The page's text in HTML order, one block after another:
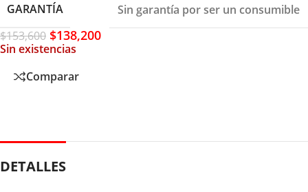
GARANTÍA
Sin garantía por ser un consumible
$153,600 $138,200
Sin existencias
Comparar
DETALLES